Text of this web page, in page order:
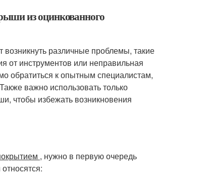
из оцинкованного
различные проблемы, такие
от инструментов или неправильная
обратиться к опытным специалистам,
важно использовать только
чтобы избежать возникновения
, нужно в первую очередь